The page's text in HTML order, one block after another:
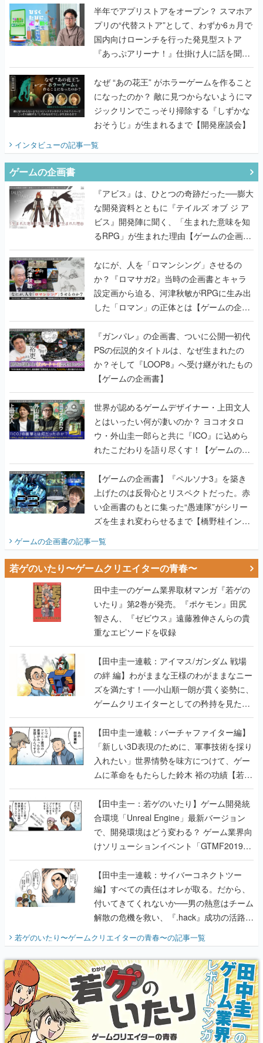
半年でアプリストアをオープン？ スマホア
プリの“代替ストア”として、わずか6ヵ月で
国内向けローンチを行った発見型ストア
『あっぷアリーナ！』仕掛け人に話を聞い
てみた
なぜ “あの花王” がホラーゲームを作ること
になったのか？ 敵に見つからないようにマ
ジックリンでこっそり掃除する『しずかな
おそうじ』が生まれるまで【開発座談会】
インタビューの記事一覧
ゲームの企画書
『アビス』は、ひとつの奇跡だった──膨大
な開発資料とともに『テイルズ オブ ジ ア
ビス』開発陣に聞く、「生まれた意味を知
るRPG」が生まれた理由【ゲームの企画
書】
なにが、人を「ロマンシング」させるの
か？『ロマサガ2』当時の企画書とキャラ
設定画から迫る、河津秋敏がRPGに生み出
した「ロマン」の正体とは【ゲームの企画
書】
『ガンパレ』の企画書、ついに公開━初代
PSの伝説的タイトルは、なぜ生まれたの
か？そして『LOOP8』へ受け継がれたもの
【ゲームの企画書】
世界が認めるゲームデザイナー・上田文人
とはいったい何が凄いのか？ ヨコオタロ
ウ・外山圭一郎らと共に『ICO』に込めら
れたこだわりを語り尽くす！【ゲームの企
画書】
【ゲームの企画書】『ペルソナ3』を築き
上げたのは反骨心とリスペクトだった。赤
い企画書のもとに集った“愚連隊”がシリー
ズを生まれ変わらせるまで【橋野桂インタ
ビュー】
ゲームの企画書の記事一覧
若ゲのいたり〜ゲームクリエイターの青春〜
田中圭一のゲーム業界取材マンガ『若ゲの
いたり』第2巻が発売。『ポケモン』田尻
智さん、『ゼビウス』遠藤雅伸さんらの貴
重なエピソードを収録
【田中圭一連載：アイマス/ガンダム 戦場
の絆 編】わがままな王様のわがままなニー
ズを満たす！──小山順一朗が貫く姿勢に、
ゲームクリエイターとしての矜持を見た
【若ゲのいたり最終回】
【田中圭一連載：バーチャファイター編】
「新しい3D表現のために、軍事技術を採り
入れたい」世界情勢を味方につけて、ゲー
ムに革命をもたらした鈴木 裕の功績【若ゲ
のいたり】
【田中圭一：若ゲのいたり】ゲーム開発統
合環境「Unreal Engine」最新バージョン
で、開発環境はどう変わる？ ゲーム業界向
けソリューションイベント「GTMF2019」
に行って、より理解を深めよう【PR】
【田中圭一連載：サイバーコネクトツー
編】すべての責任はオレが取る。だから、
付いてきてくれないか──男の熱意はチーム
解散の危機を救い、『.hack』成功の活路を
開く。業界の快男児・松山 洋に流れる血は
『少年ジャンプ』色だった【若ゲのいた
り】
若ゲのいたり〜ゲームクリエイターの青春〜の記事一覧